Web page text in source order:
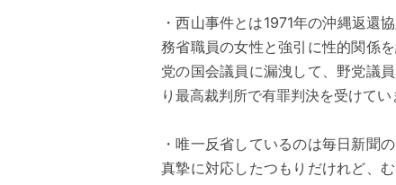
・西山事件とは1971年の沖縄返還
務省職員の女性と強引に性的関係
党の国会議員に漏洩して、野党議
り最高裁判所で有罪判決を受けてい
・唯一反省しているのは毎日新聞
真摯に対応したつもりだけれど、